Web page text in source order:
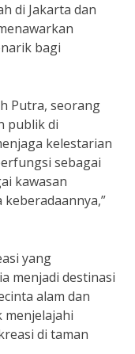
di Jakarta dan
bagi
Putra, seorang
publik di
kelestarian
sebagai
kawasan
yang
menjadi destinasi
alam dan
menjelajahi
di taman